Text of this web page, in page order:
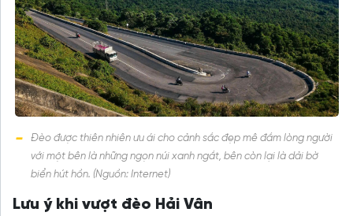
Đèo được thiên nhiên ưu ái cho cảnh sắc đẹp mê đắm lòng người
với một bên là những ngọn núi xanh ngắt, bên còn lại là dải bờ
biển hút hồn. (Nguồn: Internet)
Lưu ý khi vượt đèo Hải Vân